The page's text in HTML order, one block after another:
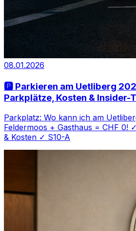
08.01.2026
🅿️ Parkieren am Uetliberg
Parkplätze, Kosten & Insider-
Parkplatz: Wo kann ich am
Feldermoos + Gasthaus = CHF 0!
& Kosten ✓ S10-A